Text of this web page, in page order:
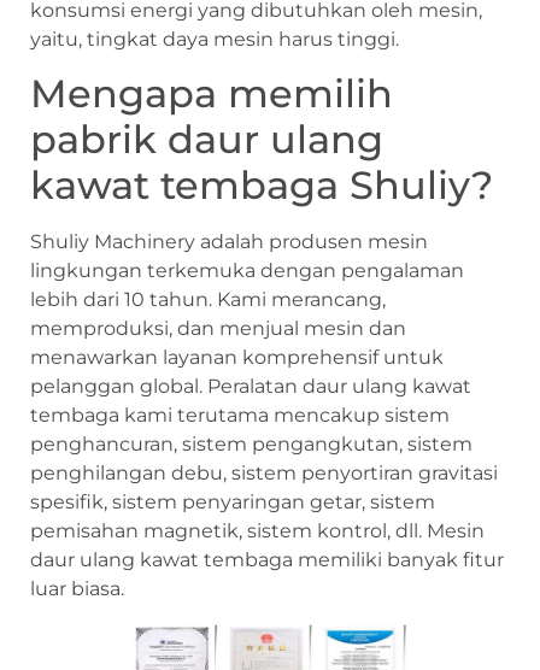
konsumsi energi yang dibutuhkan oleh mesin,
yaitu, tingkat daya mesin harus tinggi.
Mengapa memilih
pabrik daur ulang
kawat tembaga Shuliy?
Shuliy Machinery adalah produsen mesin
lingkungan terkemuka dengan pengalaman
lebih dari 10 tahun. Kami merancang,
memproduksi, dan menjual mesin dan
menawarkan layanan komprehensif untuk
pelanggan global. Peralatan daur ulang kawat
tembaga kami terutama mencakup sistem
penghancuran, sistem pengangkutan, sistem
penghilangan debu, sistem penyortiran gravitasi
spesifik, sistem penyaringan getar, sistem
pemisahan magnetik, sistem kontrol, dll. Mesin
daur ulang kawat tembaga memiliki banyak fitur
luar biasa.